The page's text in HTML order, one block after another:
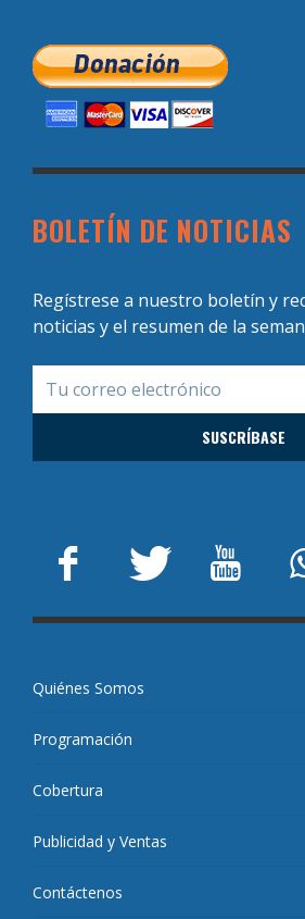
BOLETÍN DE NOTICIAS
Regístrese a nuestro boletín y
noticias y el resumen de la
Quiénes Somos
Programación
Cobertura
Publicidad y Ventas
Contáctenos